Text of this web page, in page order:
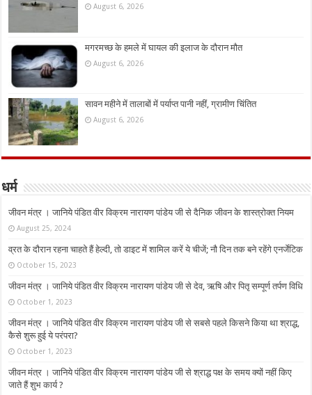
August 6, 2026
मगरमच्छ के हमले में घायल की इलाज के दौरान मौत
August 6, 2026
सावन महीने में तालाबों में पर्याप्त पानी नहीं, ग्रामीण चिंतित
August 6, 2026
धर्म
जीवन मंत्र । जानिये पंडित वीर विक्रम नारायण पांडेय जी से दैनिक जीवन के शास्त्रोक्त नियम
August 25, 2024
व्रत के दौरान रहना चाहते हैं हेल्दी, तो डाइट में शामिल करें ये चीजें; नौ दिन तक बने रहेंगे एनर्जेटिक
October 15, 2023
जीवन मंत्र । जानिये पंडित वीर विक्रम नारायण पांडेय जी से देव, ऋषि और पितृ सम्पूर्ण तर्पण विधि
October 1, 2023
जीवन मंत्र । जानिये पंडित वीर विक्रम नारायण पांडेय जी से सबसे पहले किसने किया था श्राद्ध,
कैसे शुरू हुई ये परंपरा?
October 1, 2023
जीवन मंत्र । जानिये पंडित वीर विक्रम नारायण पांडेय जी से श्राद्ध पक्ष के समय क्यों नहीं किए
जाते हैं शुभ कार्य ?